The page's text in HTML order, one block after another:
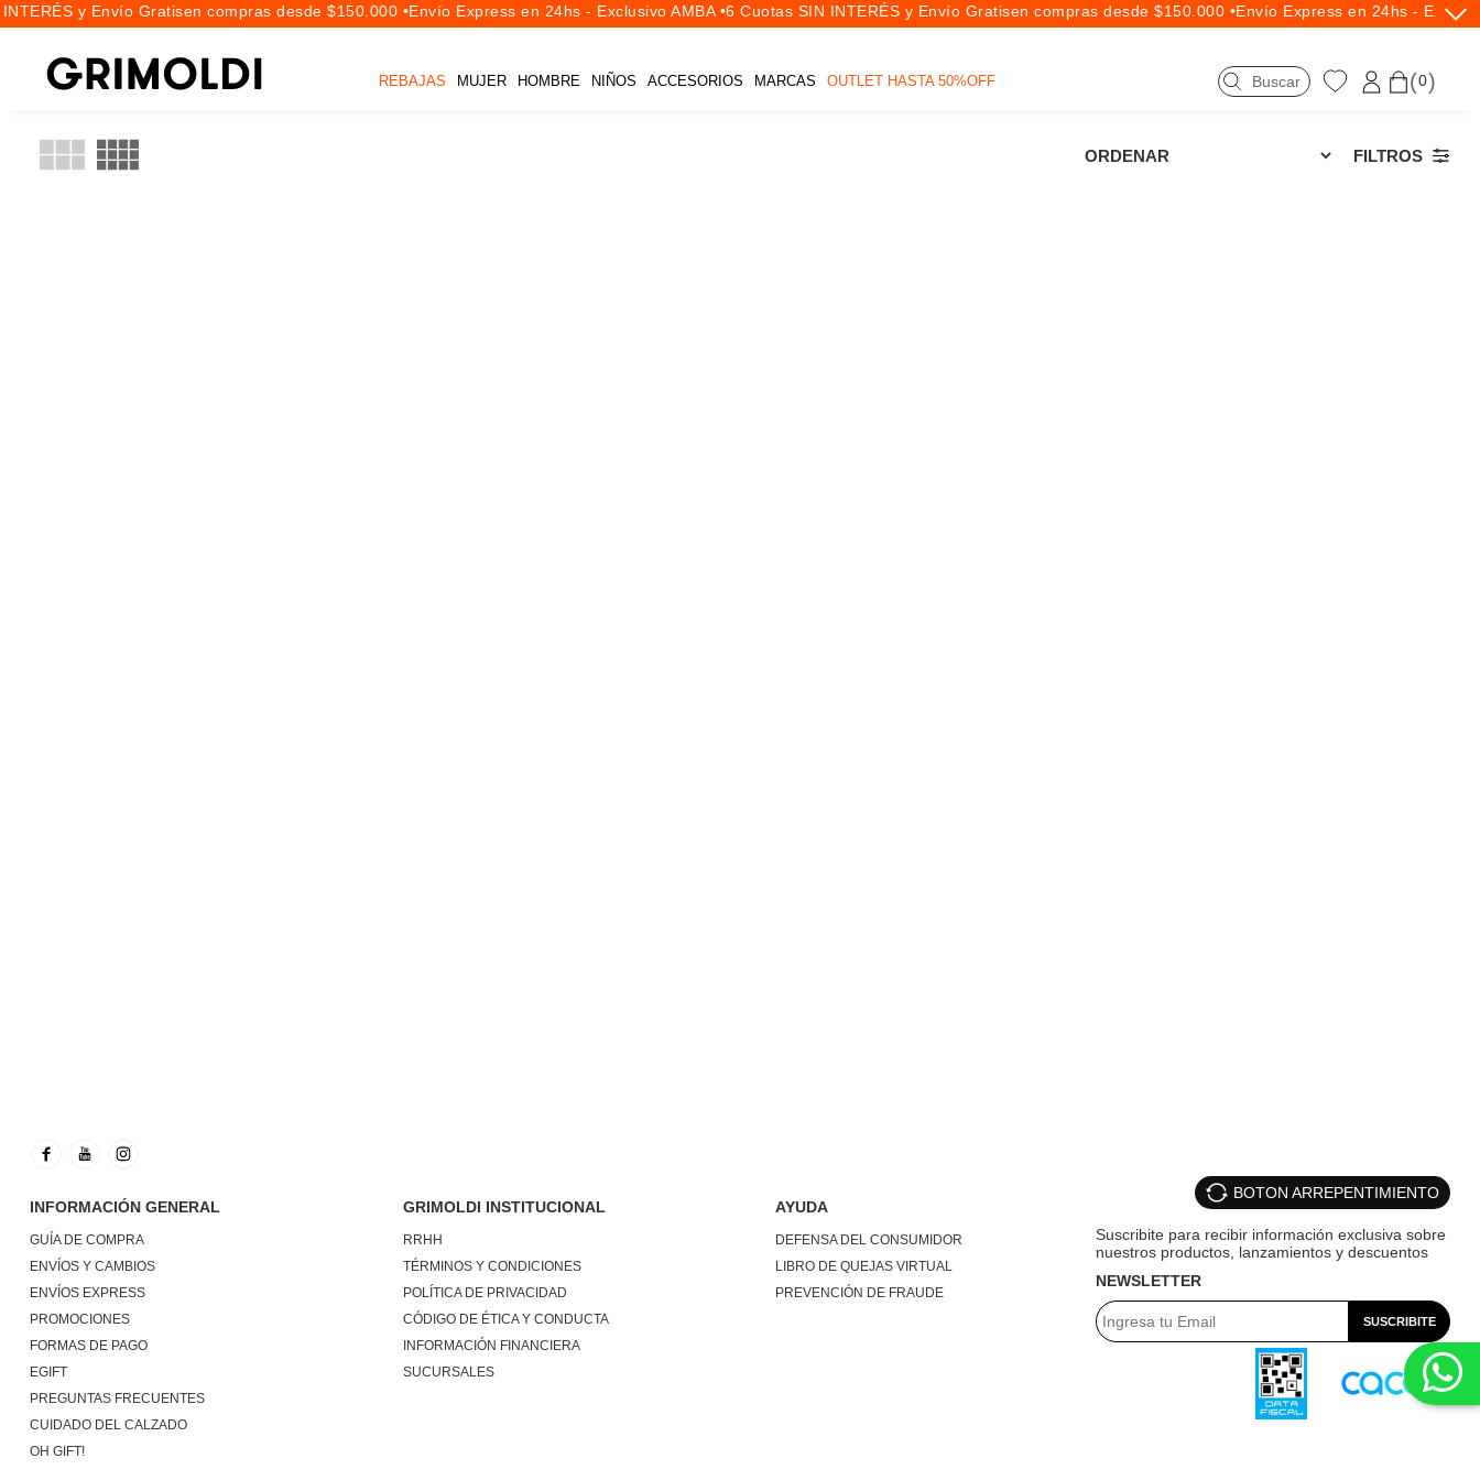
REBAJAS MUJER HOMBRE NIÑOS ACCESORIOS MARCAS OUTLET HASTA 50%OFF
y Envío Gratisen compras desde $150.000 • Envío Express en 24hs - Exclusivo AMBA • 6 Cuotas SIN INTERÉS y Envío Gratisen compras desde $150.000 • Envío Express en 24hs -
0
FILTROS
INFORMACIÓN GENERAL
GUÍA DE COMPRA
ENVÍOS Y CAMBIOS
ENVÍOS EXPRESS
PROMOCIONES
FORMAS DE PAGO
EGIFT
PREGUNTAS FRECUENTES
CUIDADO DEL CALZADO
OH GIFT!
GRIMOLDI INSTITUCIONAL
RRHH
TÉRMINOS Y CONDICIONES
POLÍTICA DE PRIVACIDAD
CÓDIGO DE ÉTICA Y CONDUCTA
INFORMACIÓN FINANCIERA
SUCURSALES
AYUDA
DEFENSA DEL CONSUMIDOR
LIBRO DE QUEJAS VIRTUAL
PREVENCIÓN DE FRAUDE
BOTON ARREPENTIMIENTO
NEWSLETTER